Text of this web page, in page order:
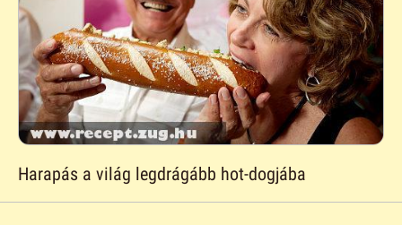
Harapás a világ legdrágább hot-dogjába